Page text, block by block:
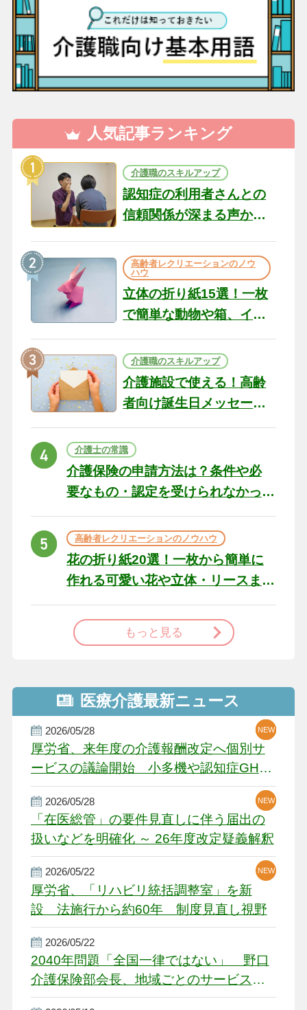
人気記事ランキング
介護職のスキルアップ
認知症の利用者さんとの
信頼関係が深まる声かけ
の現場から（22）
高齢者レクリエーションのノウ
ハウ
立体の折り紙15選！一枚
で簡単な動物や箱、イン
介護職のスキルアップ
介護施設で使える！高齢
者向け誕生日メッセージ
ト
介護士の常識
介護保険の申請方法は？条件や必
要なもの・認定を受けられなかっ
高齢者レクリエーションのノウハウ
花の折り紙20選！一枚から簡単に
作れる可愛い花や立体・リースま
もっと見る
医療介護最新ニュース
2026/05/28
厚労省、来年度の介護報酬改定へ個別サ
ービスの議論開始 小多機や認知症GH、
厳しい経営環境に危機感
NEW
NEW
NEW
2026/05/28
「在医総管」の要件見直しに伴う届出の
扱いなどを明確化 ～ 26年度改定疑義解釈
NEW
NEW
2026/05/22
厚労省、「リハビリ統括調整室」を新
設 法施行から約60年 制度見直し視野
NEW
2026/05/22
2040年問題「全国一律ではない」 野口
介護保険部会長、地域ごとのサービス基
盤整備を促す